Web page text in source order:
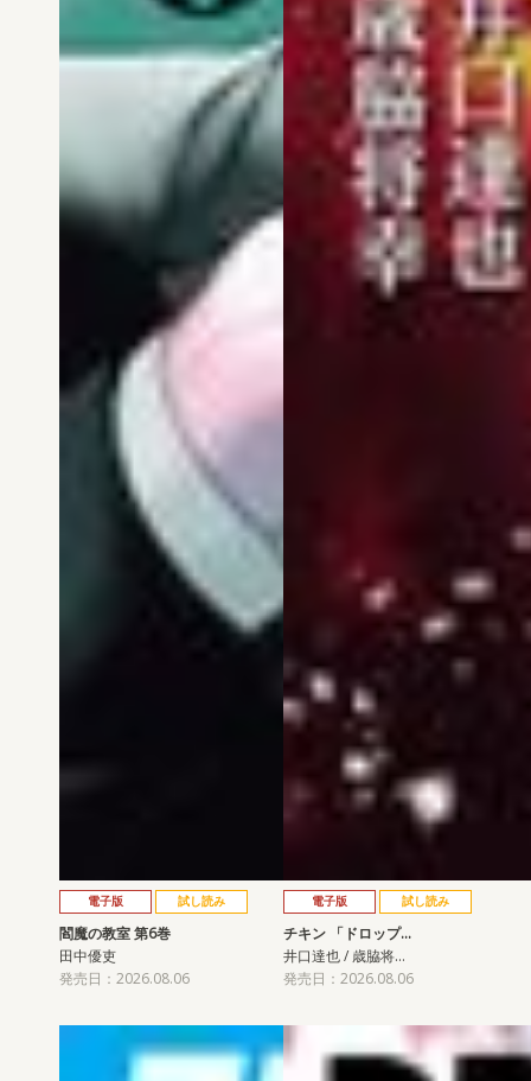
電子版 試し読み
閻魔の教室 第6巻
田中優吏
発売日：2026.08.06
電子版 試し読み
チキン 「ドロップ…
井口達也 / 歳脇将…
発売日：2026.08.06